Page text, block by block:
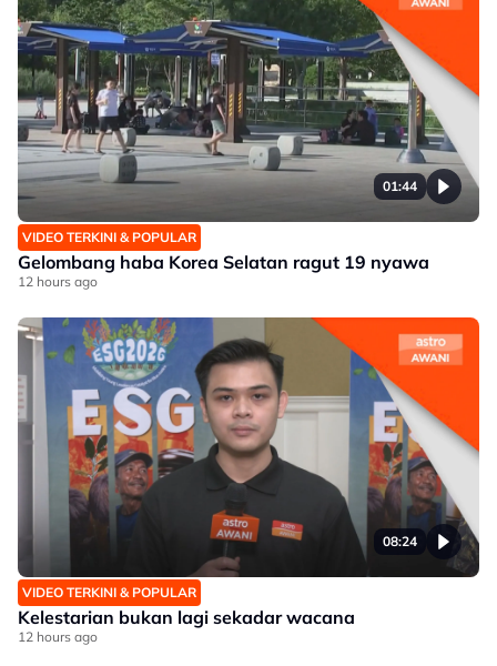
01:44
VIDEO TERKINI & POPULAR
Gelombang haba Korea Selatan ragut 19 nyawa
12 hours ago
08:24
VIDEO TERKINI & POPULAR
Kelestarian bukan lagi sekadar wacana
12 hours ago